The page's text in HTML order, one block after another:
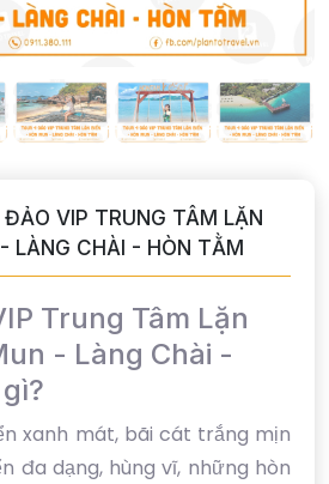
VIP TRUNG TÂM LẶN
LÀNG CHÀI - HÒN TẰM
Trung Tâm Lặn
- Làng Chài -
xanh mát, bãi cát trắng mịn
đa dạng, hùng vĩ, những hòn